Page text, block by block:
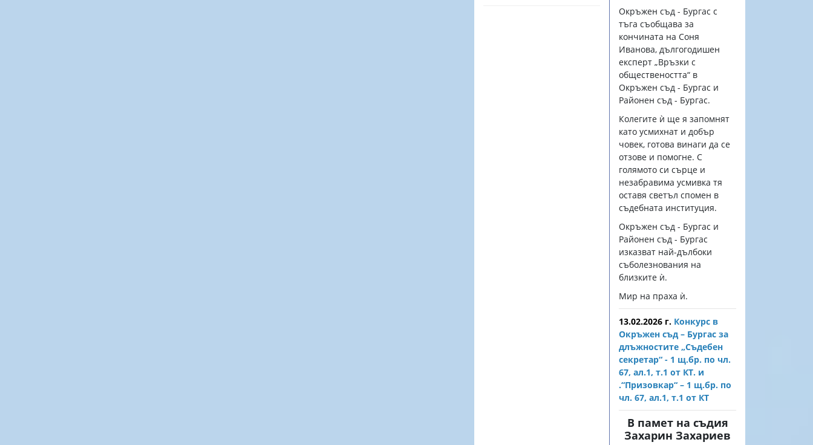
Окръжен съд - Бургас с
тъга съобщава за
кончината на Соня
Иванова, дългогодишен
експерт „Връзки с
обществеността“ в
Окръжен съд - Бургас и
Районен съд - Бургас.
Колегите ѝ ще я запомнят
като усмихнат и добър
човек, готова винаги да се
отзове и помогне. С
голямото си сърце и
незабравима усмивка тя
оставя светъл спомен в
съдебната институция.
Окръжен съд - Бургас и
Районен съд - Бургас
изказват най-дълбоки
съболезнования на
близките ѝ.
Мир на праха ѝ.
13.02.2026 г. Конкурс в
Окръжен съд – Бургас за
длъжностите „Съдебен
секретар“ - 1 щ.бр. по чл.
67, ал.1, т.1 от КТ. и
.“Призовкар“ – 1 щ.бр. по
чл. 67, ал.1, т.1 от КТ
В памет на съдия
Захарин Захариев